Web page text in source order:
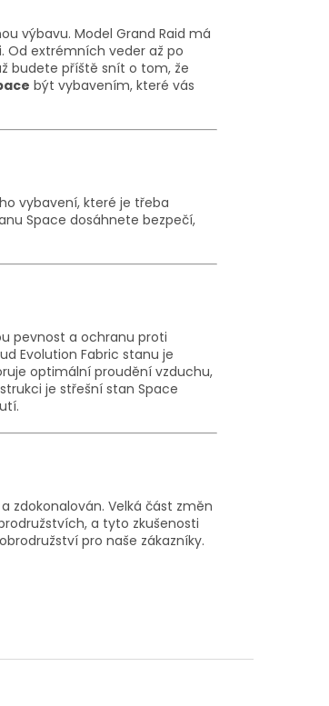
výbavu. Model Grand Raid má
Od extrémních veder až po
budete příště snít o tom, že
být vybavením, které vás
vybavení, které je třeba
Space dosáhnete bezpečí,
pevnost a ochranu proti
Evolution Fabric stanu je
optimální proudění vzduchu,
je střešní stan Space
zdokonalován. Velká část změn
a tyto zkušenosti
pro naše zákazníky.